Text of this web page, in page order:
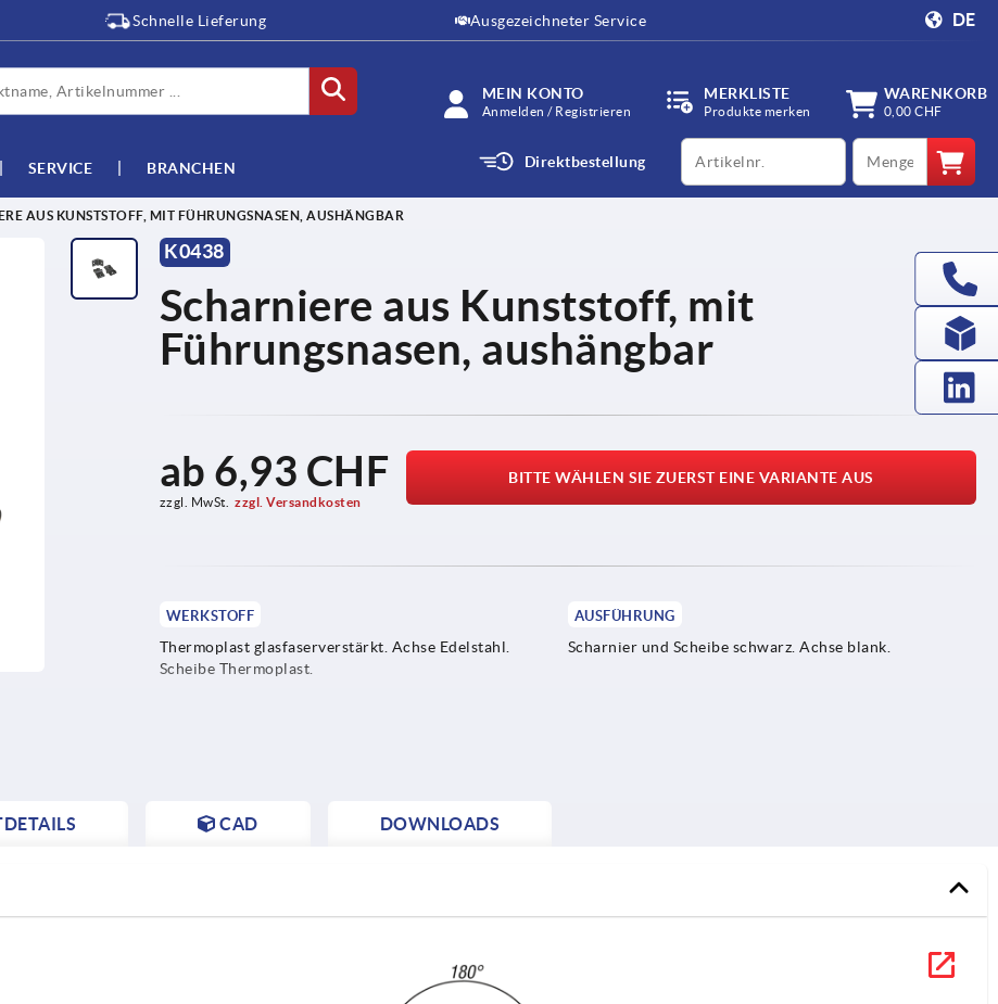
Schnelle Lieferung Ausgezeichneter Service DE
MEIN KONTO
Anmelden / Registrieren
MERKLISTE
Produkte merken
WARENKORB
0,00 CHF
SERVICE BRANCHEN Direktbestellung
productCode qty
AUS KUNSTSTOFF, MIT FÜHRUNGSNASEN, AUSHÄNGBAR
K0438
Scharniere aus Kunststoff, mit
Führungsnasen, aushängbar
ab 6,93 CHF
zzgl. MwSt. zzgl. Versandkosten
BITTE WÄHLEN SIE ZUERST EINE VARIANTE AUS
WERKSTOFF
Thermoplast glasfaserverstärkt. Achse Edelstahl.
Scheibe Thermoplast.
AUSFÜHRUNG
Scharnier und Scheibe schwarz. Achse blank.
CAD DOWNLOADS